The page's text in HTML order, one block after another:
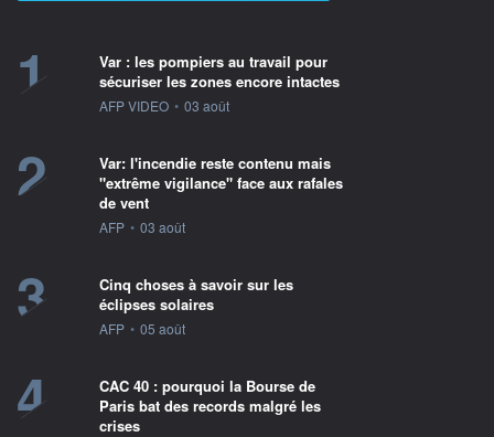
1
Var : les pompiers au travail pour
sécuriser les zones encore intactes
information fournie par
AFP VIDEO • 03 août
2
Var: l'incendie reste contenu mais
"extrême vigilance" face aux rafales
de vent
information fournie par
AFP • 03 août
3
Cinq choses à savoir sur les
éclipses solaires
information fournie par
AFP • 05 août
4
CAC 40 : pourquoi la Bourse de
Paris bat des records malgré les
crises